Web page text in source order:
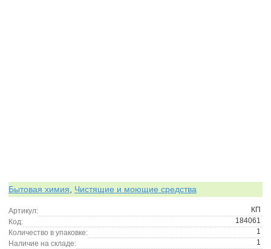
Бытовая химия Чистящие и моющие средства
Артикул:
КП
Код:
184061
Количество в упаковке:
1
Наличие на складе:
1